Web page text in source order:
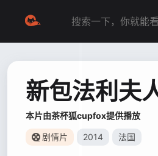
新包法利夫
本片由茶杯狐cupfox提供播放
剧情片 2014 法国